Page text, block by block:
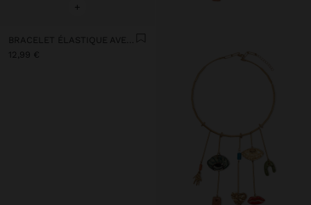
+
BRACELET ÉLASTIQUE AVEC CÉRAMIQUE ET ÉMAIL LOVE
12,99 €